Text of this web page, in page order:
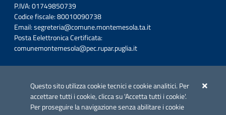
Questo sito utilizza cookie tecnici e cookie analitici. Per
accettare tutti i cookie, clicca su 'Accetta tutti i cookie'.
Per proseguire la navigazione senza abilitare i cookie
P.IVA: 01749850739
Codice fiscale: 80010090738
Email:segreteria@comune.montemesola.ta.it
Posta Eelettronica Certificata:
comunemontemesola@pec.rupar.puglia.it
Azione 2.3.